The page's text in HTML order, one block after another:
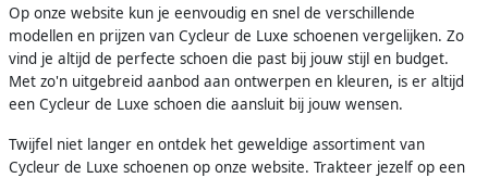
Op onze website kun je eenvoudig en snel de verschillende
modellen en prijzen van Cycleur de Luxe schoenen vergelijken. Zo
vind je altijd de perfecte schoen die past bij jouw stijl en budget.
Met zo'n uitgebreid aanbod aan ontwerpen en kleuren, is er altijd
een Cycleur de Luxe schoen die aansluit bij jouw wensen.
Twijfel niet langer en ontdek het geweldige assortiment van
Cycleur de Luxe schoenen op onze website. Trakteer jezelf op een